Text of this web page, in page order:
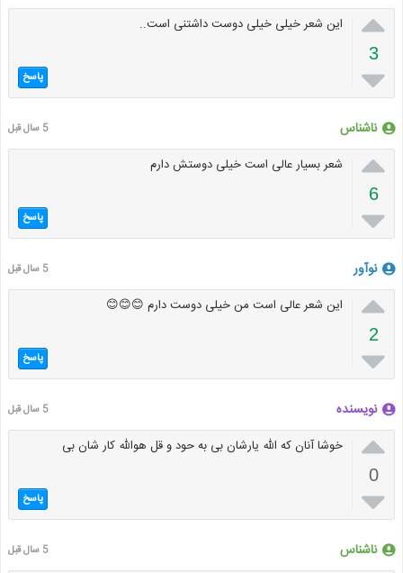

3

این شعر خیلی خیلی دوست داشتنی است..
پاسخ
ناشناس 5 سال قبل

6

شعر بسیار عالی است خیلی دوستش دارم
پاسخ
نوآور 5 سال قبل

2

این شعر عالی است من خیلی دوست دارم 😊😊😊
پاسخ
نویسنده 5 سال قبل

0

خوشا آنان که الله یارشان بی به حود و قل هوالله کار شان بی
پاسخ
ناشناس 5 سال قبل